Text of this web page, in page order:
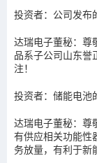
投资者：公司发布
达瑞电子董秘：尊
品系子公司山东誉
注！
投资者：储能电池
达瑞电子董秘：尊
有供应相关功能性
务放量，有利于新